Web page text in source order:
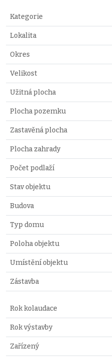
Kategorie
Lokalita
Okres
Velikost
Užitná plocha
Plocha pozemku
Zastavěná plocha
Plocha zahrady
Počet podlaží
Stav objektu
Budova
Typ domu
Poloha objektu
Umístění objektu
Zástavba
Rok kolaudace
Rok výstavby
Zařízený